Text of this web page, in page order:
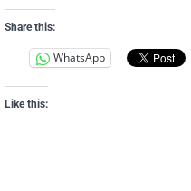
Share this:
WhatsApp
Like this: